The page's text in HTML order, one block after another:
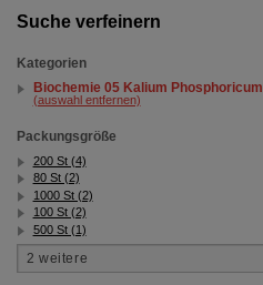
Suche verfeinern
Kategorien
Biochemie 05 Kalium Phosphoricum
(auswahl entfernen)
Packungsgröße
200 St (4)
80 St (2)
1000 St (2)
100 St (2)
500 St (1)